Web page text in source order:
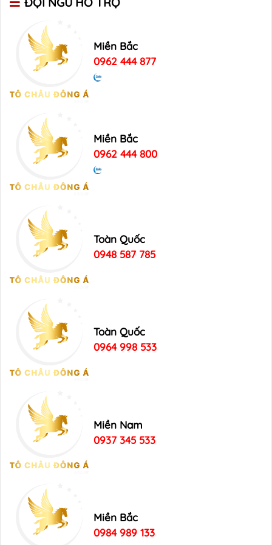
Miền Bắc
0962 444 877
Miền Bắc
0962 444 800
Toàn Quốc
0948 587 785
Toàn Quốc
0964 998 533
Miền Nam
0937 345 533
Miền Bắc
0984 989 133